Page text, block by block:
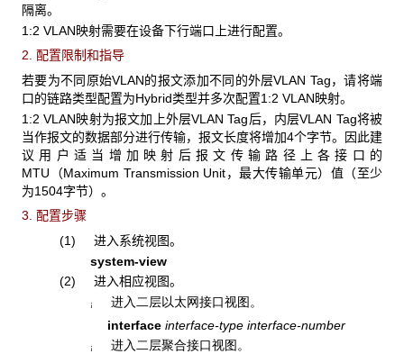
隔离。
1:2 VLAN映射需要在设备下行端口上进行配置。
2. 配置限制和指导
若要为不同原始VLAN的报文添加不同的外层VLAN Tag，请将端
口的链路类型配置为Hybrid类型并多次配置1:2 VLAN映射。
1:2 VLAN映射为报文加上外层VLAN Tag后，内层VLAN Tag将被
当作报文的数据部分进行传输，报文长度将增加4个字节。因此建
议用户适当增加映射后报文传输路径上各接口的
MTU（Maximum Transmission Unit，最大传输单元）值（至少
为1504字节）。
3. 配置步骤
(1) 进入系统视图。
system-view
(2) 进入相应视图。
¡ 进入二层以太网接口视图。
interfaceinterface-type interface-number
¡ 进入二层聚合接口视图。